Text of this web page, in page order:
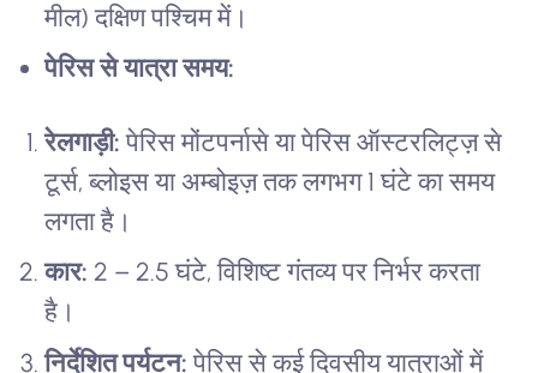
मील) दक्षिण पश्चिम में।
पेरिस से यात्रा समय:
रेलगाड़ी: पेरिस मोंटपर्नासे या पेरिस ऑस्टरलिट्ज़ से
टूर्स, ब्लोइस या अम्बोइज़ तक लगभग 1 घंटे का समय
लगता है।
कार: 2 – 2.5 घंटे, विशिष्ट गंतव्य पर निर्भर करता
है।
निर्देशित पर्यटन: पेरिस से कई दिवसीय यात्राओं में